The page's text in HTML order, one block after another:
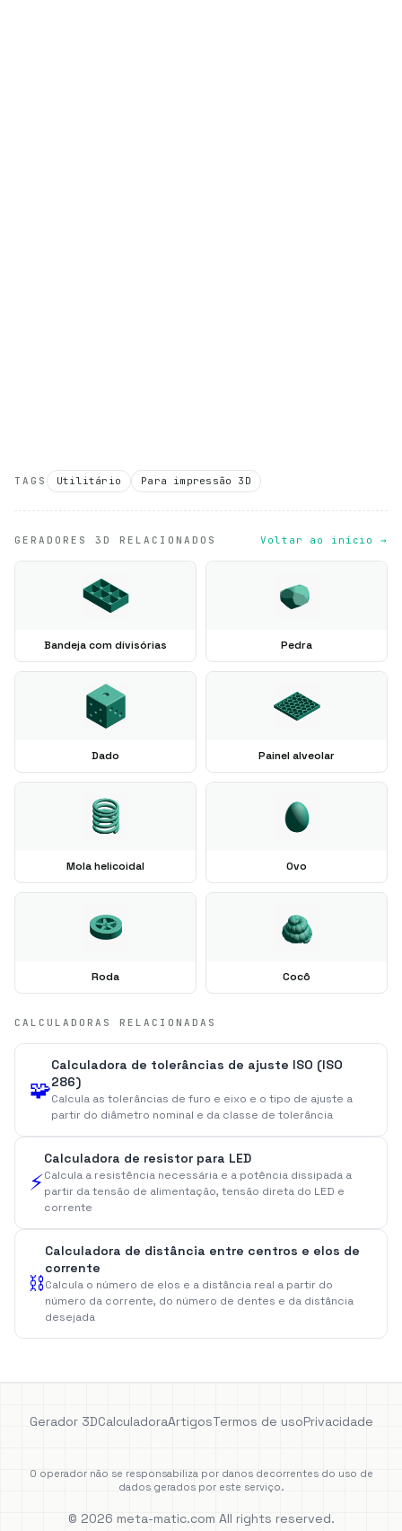
TAGS Utilitário Para impressão 3D
GERADORES 3D RELACIONADOS Voltar ao início →
Bandeja com divisórias Pedra
Dado Painel alveolar
Mola helicoidal Ovo
Roda Cocô
CALCULADORAS RELACIONADAS
🧩
Calculadora de tolerâncias de ajuste ISO (ISO
286)
Calcula as tolerâncias de furo e eixo e o tipo de ajuste a
partir do diâmetro nominal e da classe de tolerância
⚡
Calculadora de resistor para LED
Calcula a resistência necessária e a potência dissipada a
partir da tensão de alimentação, tensão direta do LED e
corrente
⛓️
Calculadora de distância entre centros e elos de
corrente
Calcula o número de elos e a distância real a partir do
número da corrente, do número de dentes e da distância
desejada
Gerador 3DCalculadoraArtigosTermos de usoPrivacidade
O operador não se responsabiliza por danos decorrentes do uso de
dados gerados por este serviço.
© 2026 meta-matic.com All rights reserved.